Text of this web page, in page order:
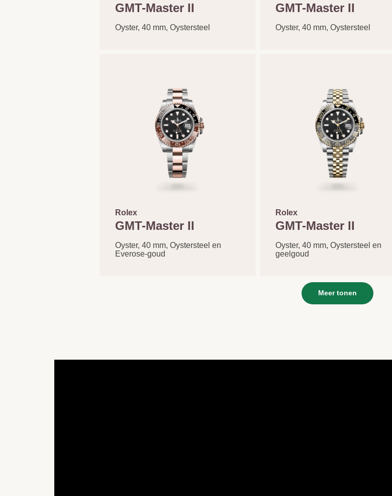
GMT-Master II
Oyster, 40 mm, Oystersteel
GMT-Master II
Oyster, 40 mm, Oystersteel
Rolex
GMT-Master II
Oyster, 40 mm, Oystersteel en
Everose-goud
Rolex
GMT-Master II
Oyster, 40 mm, Oystersteel en
geelgoud
Meer tonen